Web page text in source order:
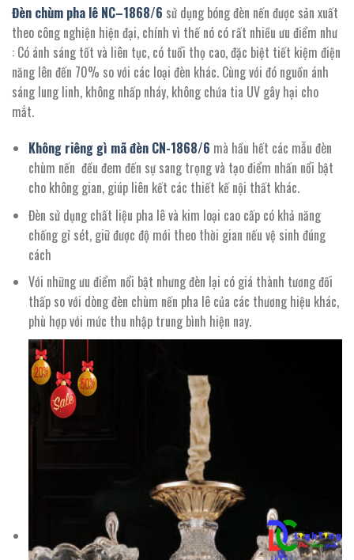
Đèn chùm pha lê NC–1868/6 sử dụng bóng đèn nến được sản xuất
theo công nghiện hiện đại, chính vì thế nó có rất nhiều ưu điểm như
: Có ánh sáng tốt và liên tục, có tuổi thọ cao, đặc biệt tiết kiệm điện
năng lên đến 70% so với các loại đèn khác. Cùng với đó nguồn ánh
sáng lung linh, không nhấp nháy, không chứa tia UV gây hại cho
mắt.
Không riêng gì mã đèn CN-1868/6 mà hầu hết các mẫu đèn
chùm nến đều đem đến sự sang trọng và tạo điểm nhấn nổi bật
cho không gian, giúp liên kết các thiết kế nội thất khác.
Đèn sử dụng chất liệu pha lê và kim loại cao cấp có khả năng
chống gỉ sét, giữ được độ mới theo thời gian nếu vệ sinh đúng
cách
Với những ưu điểm nổi bật nhưng đèn lại có giá thành tương đối
thấp so với dòng đèn chùm nến pha lê của các thương hiệu khác,
phù hợp với mức thu nhập trung bình hiện nay.